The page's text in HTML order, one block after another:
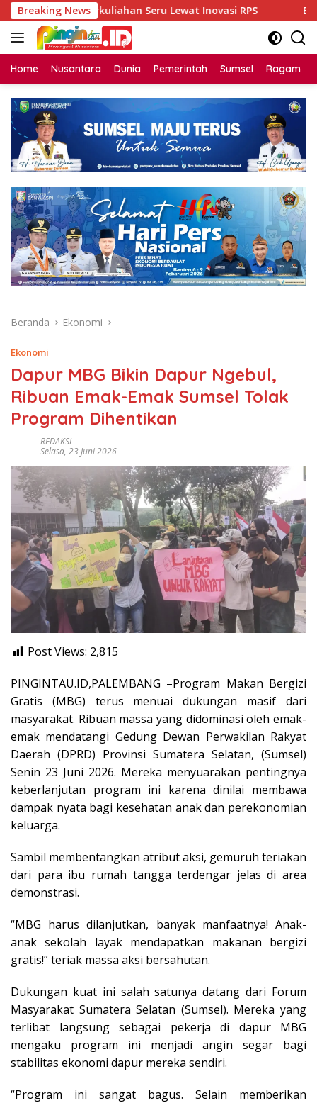
Langsung
ke
konten
Breaking News
Perkuliahan Seru Lewat Inovasi RPS Bintang
Home Nusantara Dunia Pemerintah Sumsel Ragam
Beranda Ekonomi
Ekonomi
Dapur MBG Bikin Dapur Ngebul,
Ribuan Emak-Emak Sumsel Tolak
Program Dihentikan
REDAKSI
Selasa, 23 Juni 2026
Post Views: 2,815
PINGINTAU.ID,PALEMBANG –Program Makan Bergizi
Gratis (MBG) terus menuai dukungan masif dari
masyarakat. Ribuan massa yang didominasi oleh emak-
emak mendatangi Gedung Dewan Perwakilan Rakyat
Daerah (DPRD) Provinsi Sumatera Selatan, (Sumsel)
Senin 23 Juni 2026. Mereka menyuarakan pentingnya
keberlanjutan program ini karena dinilai membawa
dampak nyata bagi kesehatan anak dan perekonomian
keluarga.
Sambil membentangkan atribut aksi, gemuruh teriakan
dari para ibu rumah tangga terdengar jelas di area
demonstrasi.
“MBG harus dilanjutkan, banyak manfaatnya! Anak-
anak sekolah layak mendapatkan makanan bergizi
gratis!” teriak massa aksi bersahutan.
Dukungan kuat ini salah satunya datang dari Forum
Masyarakat Sumatera Selatan (Sumsel). Mereka yang
terlibat langsung sebagai pekerja di dapur MBG
mengaku program ini menjadi angin segar bagi
stabilitas ekonomi dapur mereka sendiri.
“Program ini sangat bagus. Selain memberikan